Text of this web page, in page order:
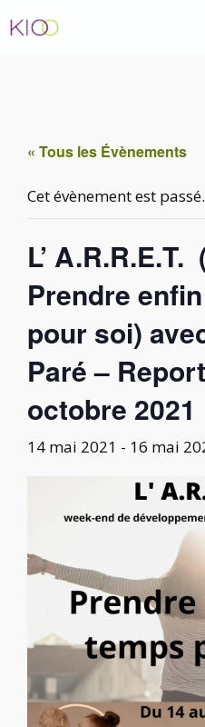
au
« Tous les Évènements
Cet évènement est passé.
L’
Prendre
pour soi)
Paré –
octobre 2021
14 mai 2021 - 16 mai